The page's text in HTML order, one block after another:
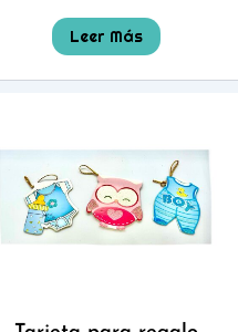
Leer Más